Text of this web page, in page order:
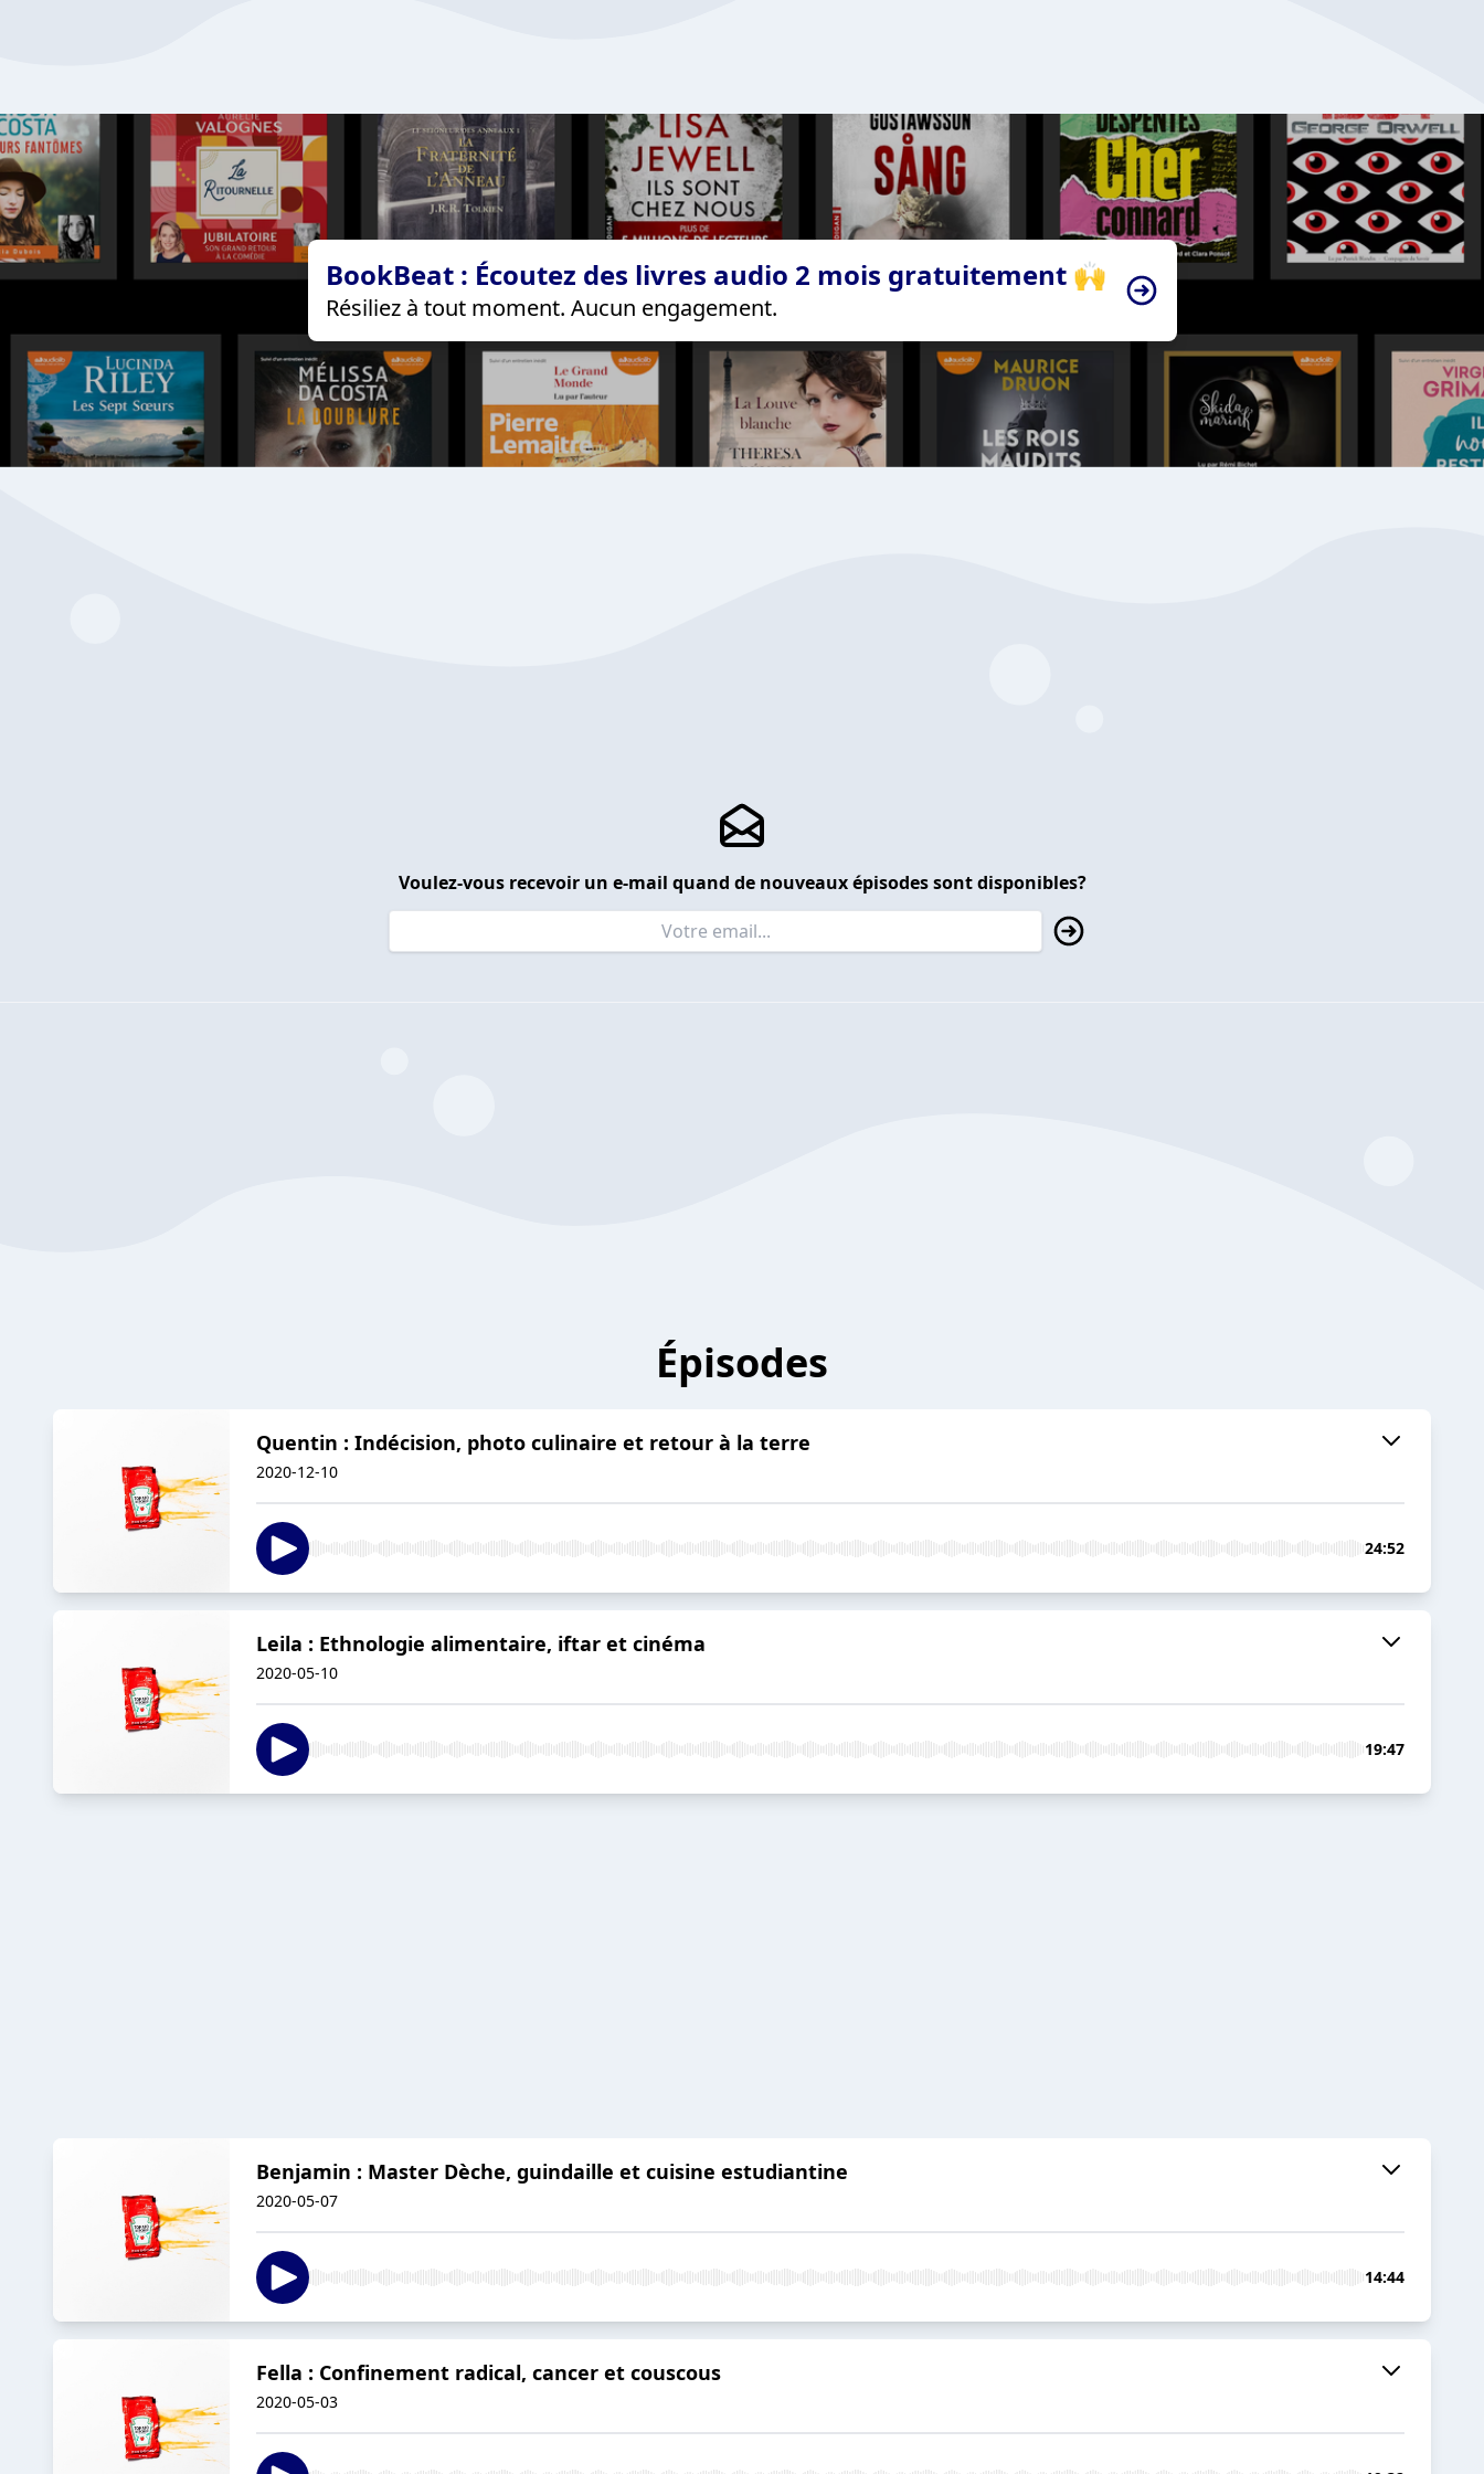
BookBeat : Écoutez des livres audio 2 mois gratuitement 🙌
Résiliez à tout moment. Aucun engagement.
Voulez-vous recevoir un e-mail quand de nouveaux épisodes sont disponibles?
Épisodes
Quentin : Indécision, photo culinaire et retour à la terre
2020-12-10
24:52
Leila : Ethnologie alimentaire, iftar et cinéma
2020-05-10
19:47
Benjamin : Master Dèche, guindaille et cuisine estudiantine
2020-05-07
14:44
Fella : Confinement radical, cancer et couscous
2020-05-03